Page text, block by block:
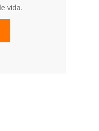
vida.